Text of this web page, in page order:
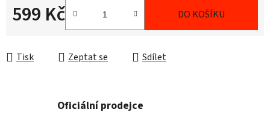
599 Kč DO KOŠÍKU
Tisk Zeptat se Sdílet
Oficiální prodejce